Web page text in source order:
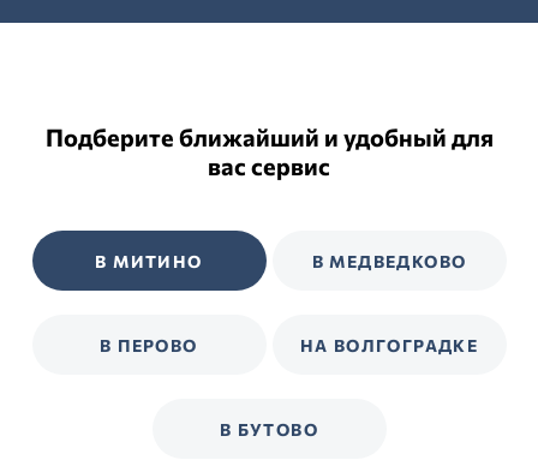
Подберите ближайший и удобный для
вас сервис
В МИТИНО В МЕДВЕДКОВО
В ПЕРОВО НА ВОЛГОГРАДКЕ
В БУТОВО